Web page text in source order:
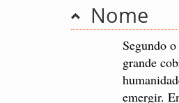
Nome
Segundo
grande
emergir.